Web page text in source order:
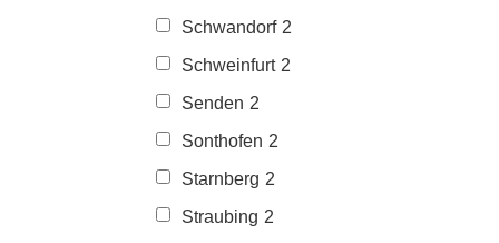
Schwandorf 2
Schweinfurt 2
Senden 2
Sonthofen 2
Starnberg 2
Straubing 2